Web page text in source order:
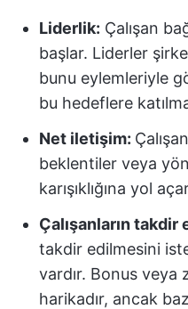
Liderlik: Çalışan
başlar. Liderler
bunu eylemleriyle
bu hedeflere
Net iletişim:
beklentiler veya
karışıklığına yol
Çalışanların takdir
takdir edilmesini
vardır. Bonus veya
harikadır, ancak